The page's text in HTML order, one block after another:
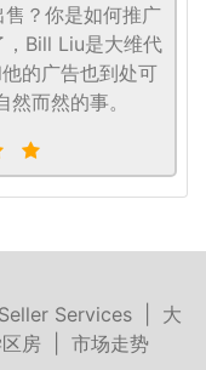
？你是如何推广
Bill Liu是大维代
的广告也到处可
而然的事。
Seller Services| 大
房 市场走势